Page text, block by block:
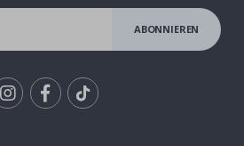
ABONNIEREN